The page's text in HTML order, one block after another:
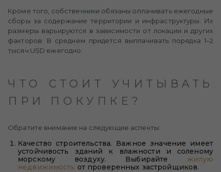
Кроме того, собственники обязаны оплачивать ежегодные
сборы за содержание территории и инфраструктуры. Их
размеры варьируются в зависимости от локации и других
факторов. В среднем придется выплачивать порядка 1–2
тысяч USD ежегодно.
ЧТО СТОИТ УЧИТЫВАТЬ
ПРИ ПОКУПКЕ?
Обратите внимание на следующие аспекты:
Качество строительства. Важное значение имеет
устойчивость зданий к влажности и соленому
морскому воздуху. Выбирайте жилую
недвижимость от проверенных застройщиков.